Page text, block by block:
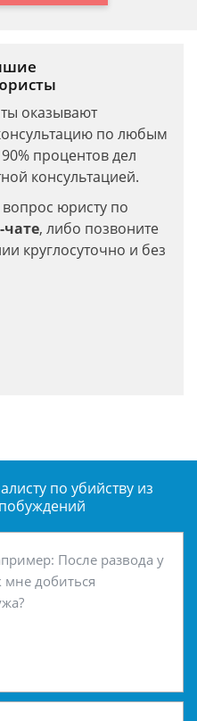
оказывают
по любым
процентов дел
консультацией.
вопрос юристу по
, либо позвоните
круглосуточно и без
по убийству из